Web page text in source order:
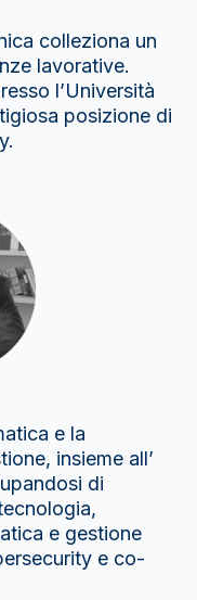
colleziona un
lavorative.
l’Università
posizione di
e la
insieme all’
di
e gestione
e co-